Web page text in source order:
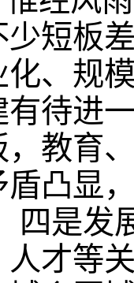
少短板
、规
有待进
教育
凸显
四是发
才等